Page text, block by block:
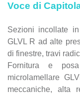
Voce di
Sezioni incollate
GLVL R ad alte
di finestre, travi
Fornitura e
microlamellare
meccaniche, alta